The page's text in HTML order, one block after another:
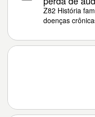
Z82 História
doenças